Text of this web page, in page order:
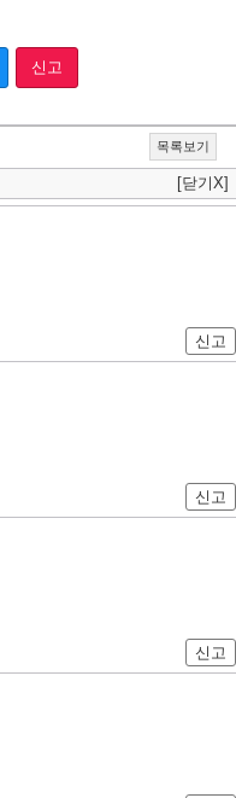
신고
목록보기
[닫기X]
신고
신고
신고